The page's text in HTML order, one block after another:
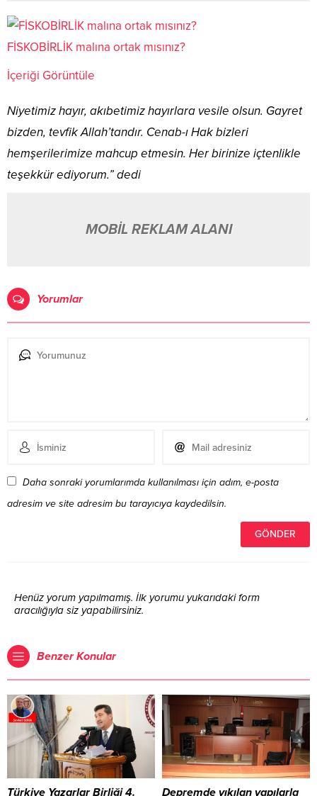
FİSKOBİRLİK malına ortak mısınız?
İçeriği Görüntüle
Niyetimiz hayır, akıbetimiz hayırlara vesile olsun. Gayret
bizden, tevfik Allah’tandır. Cenab-ı Hak bizleri
hemşerilerimize mahcup etmesin. Her birinize içtenlikle
teşekkür ediyorum.” dedi
MOBİL REKLAM ALANI
Yorumlar
Daha sonraki yorumlarımda kullanılması için adım, e-posta
adresim ve site adresim bu tarayıcıya kaydedilsin.
Henüz yorum yapılmamış. İlk yorumu yukarıdaki form
aracılığıyla siz yapabilirsiniz.
Benzer Konular
Türkiye Yazarlar Birliği 4.
Depremde yıkılan yapılarla